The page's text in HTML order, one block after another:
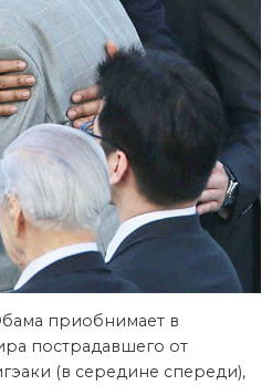
приобнимает в
пострадавшего от
(в середине спереди),